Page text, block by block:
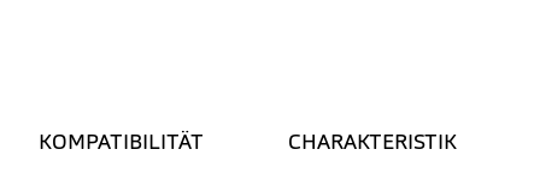
KOMPATIBILITÄT
CHARAKTERISTIK